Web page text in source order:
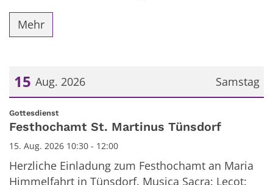
Mehr
Samstag
15 Aug. 2026
Datum: 15. August 2026
Gottesdienst:
Festhochamt St. Martinus Tünsdorf
15. Aug. 2026 10:30 - 12:00
Herzliche Einladung zum Festhochamt an Maria
Himmelfahrt in Tünsdorf. Musica Sacra: Lecot: